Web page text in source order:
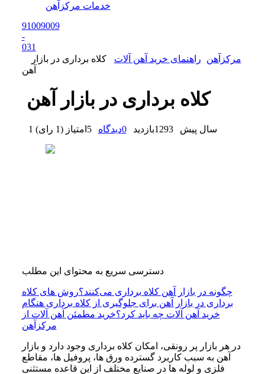
خدمات مرکزآهن
91009009
-
031
مرکزآهن
راهنمای خرید آهن آلات
کلاه برداری در بازار
آهن
کلاه برداری در بازار آهن
1 سال پیش 1293بازدید 0دیدگاه 5 امتیاز (1 رای )
دسترسی سریع به محتوای این مطلب
چگونه در بازار آهن کلاه برداری می‌کنند؟روش های کلاه
برداری در بازار آهن برای جلوگیری از کلاه برداری هنگام
خرید آهن آلات چه باید کرد؟خرید مطمئن آهن آلات از
مرکزآهن
در هر بازار پر رونقی، امکان کلاه برداری وجود دارد و بازار
آهن به سبب کاربرد گسترده ورق ها، پروفیل ها، مقاطع
فلزی و لوله ها در صنایع مختلف از این قاعده مستثنی